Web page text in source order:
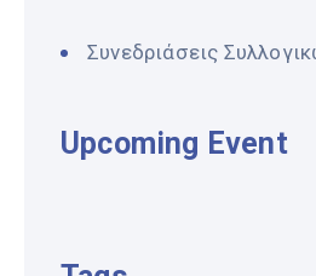
Συνεδριάσεις
Upcoming Event